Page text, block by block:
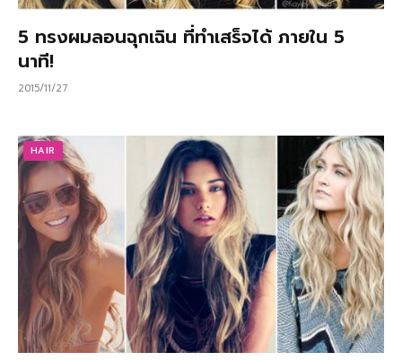
5 ทรงผมลอนฉุกเฉิน ที่ทำเสร็จได้ ภายใน 5
นาที!
2015/11/27
HAIR